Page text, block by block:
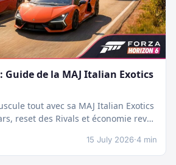
Guide de la MAJ Italian Exotics
tout avec sa MAJ Italian Exotics
reset des Rivals et économie revue
15 July 2026·4 min